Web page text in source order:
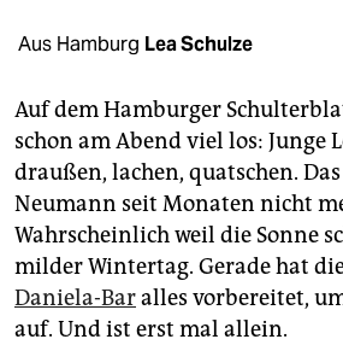
veranstaltungen
fragen & hilfe
unterstützen
abo
genossenschaft
epaper login
Aus Hamburg Lea Schulze
Auf dem Hamburger
schon am Abend viel los: Junge
draußen, lachen, quatschen.
Neumann seit Monaten nicht
Wahrscheinlich weil die Sonne
milder Wintertag. Gerade hat
Daniela-Baralles vorbereitet,
auf. Und ist erst mal allein.